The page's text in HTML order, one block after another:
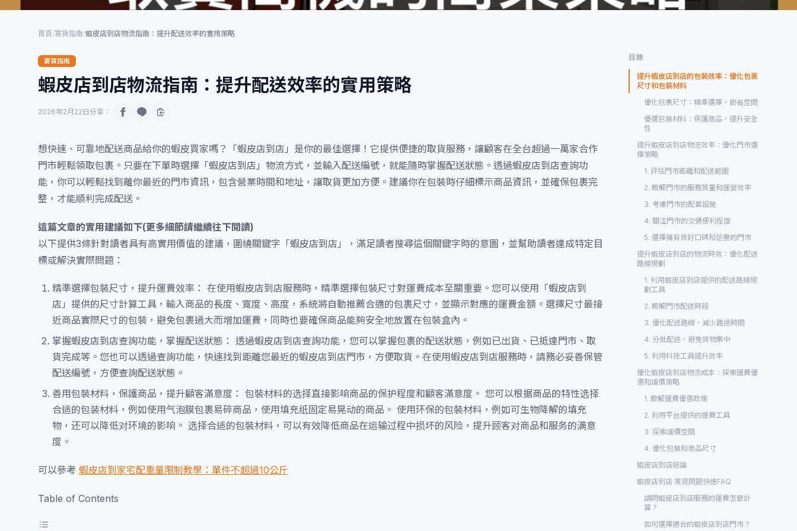
首頁/寄貨指南/蝦皮店到店物流指南：提升配送效率的實用策略
寄貨指南
蝦皮店到店物流指南：提升配送效率的實用策略
2026年2月22日 分享：
想快速、可靠地配送商品給你的蝦皮買家嗎？「蝦皮店到店」是你的最佳選擇！它提供便捷的取貨服務，讓顧客在全台超過一萬家合作
門市輕鬆領取包裹。只要在下單時選擇「蝦皮店到店」物流方式，並輸入配送編號，就能隨時掌握配送狀態。透過蝦皮店到店查詢功
能，你可以輕鬆找到離你最近的門市資訊，包含營業時間和地址，讓取貨更加方便。建議你在包裝時仔細標示商品資訊，並確保包裹完
整，才能順利完成配送。
這篇文章的實用建議如下(更多細節請繼續往下閱讀)
以下提供3條針對讀者具有高實用價值的建議，圍繞關鍵字「蝦皮店到店」，滿足讀者搜尋這個關鍵字時的意圖，並幫助讀者達成特定目
標或解決實際問題：
精準選擇包裝尺寸，提升運費效率： 在使用蝦皮店到店服務時，精準選擇包裝尺寸對運費成本至關重要。您可以使用「蝦皮店到
店」提供的尺寸計算工具，輸入商品的長度、寬度、高度，系統將自動推薦合適的包裹尺寸，並顯示對應的運費金額。選擇尺寸最接
近商品實際尺寸的包裝，避免包裹過大而增加運費，同時也要確保商品能夠安全地放置在包裝盒內。
掌握蝦皮店到店查詢功能，掌握配送狀態： 透過蝦皮店到店查詢功能，您可以掌握包裹的配送狀態，例如已出貨、已抵達門市、取
貨完成等。您也可以透過查詢功能，快速找到距離您最近的蝦皮店到店門市，方便取貨。在使用蝦皮店到店服務時，請務必妥善保管
配送編號，方便查詢配送狀態。
善用包裝材料，保護商品，提升顧客滿意度： 包裝材料的选择直接影响商品的保护程度和顧客滿意度。 您可以根据商品的特性选择
合适的包装材料，例如使用气泡膜包裹易碎商品，使用填充纸固定易晃动的商品。 使用环保的包裝材料，例如可生物降解的填充
物，还可以降低对环境的影响。 选择合适的包裝材料，可以有效降低商品在运输过程中损坏的风险，提升顾客对商品和服务的满意
度。
可以參考 蝦皮店到家宅配重量限制教學：單件不超過10公斤
Table of Contents
目錄
提升蝦皮店到店的包裝效率：優化包裹
尺寸和包裝材料
優化包裹尺寸：精準選擇，節省空間
優選包裝材料：保護商品，提升安全
性
提升蝦皮店到店物流效率：優化門市選
擇策略
1. 評估門市距離和配送範圍
2. 瞭解門市的服務質量和運營效率
3. 考慮門市的配套設施
4. 關注門市的交通便利程度
5. 選擇擁有良好口碑和信譽的門市
提升蝦皮店到店的物流時效：優化配送
路線規劃
1. 利用蝦皮店到店提供的配送路線規
劃工具
2. 瞭解門市配送時段
3. 優化配送路線，減少路途時間
4. 分批配送，避免貨物集中
5. 利用科技工具提升效率
優化蝦皮店到店物流成本：探索運費優
惠和議價策略
1. 瞭解運費優惠政策
2. 利用平台提供的運費工具
3. 探索議價空間
4. 優化包裝和商品尺寸
蝦皮店到店結論
蝦皮店到店 常見問題快速FAQ
請問蝦皮店到店服務的運費怎麼計
算？
如何選擇適合的蝦皮店到店門市？